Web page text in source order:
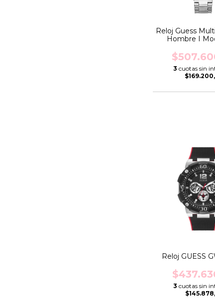
Reloj Guess
Hombre I
3 cuotas sin
Reloj GUESS
3 cuotas sin